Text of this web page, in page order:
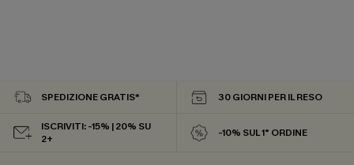
SPEDIZIONE GRATIS* 30 GIORNI PER IL RESO
ISCRIVITI: -15% | 20% SU
2+
-10% SUL 1° ORDINE